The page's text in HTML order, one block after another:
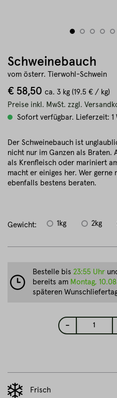
Schweinebauch
vom österr. Tierwohl-Schwein
€ 58,50 ca. 3 kg (19.5 € / kg)
Preise inkl. MwSt. zzgl.
Sofort verfügbar. Lieferzeit: 1
Der Schweinebauch ist
nicht nur im Ganzen als Braten.
als Krenfleisch oder mariniert
macht er einiges her. Wer
ebenfalls bestens beraten.
Gewicht: 1kg 2kg
- 1
Frisch
Bestelle bis 23:55 Uhr
bereits am Montag,
späteren